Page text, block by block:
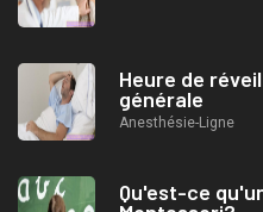
Heure de
générale
Anesthésie-Ligne
Qu'est-ce